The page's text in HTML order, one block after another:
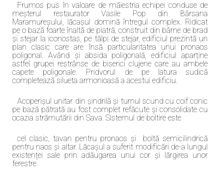
Frumos pus în valoare de măiestria echipei conduse de
meșterul restaurator Vasile Pop din Bârsana
Maramureșului, lăcașul domină întregul complex. Ridicat
pe o bază foarte înaltă de piatră, construit din bârne de brad
și stejar la iconostas, pe tălpi de stejar, edificiul prezintă un
plan clasic care are însă particularitatea unui pronaos
poligonal. Având și absida poligonală, edificiul aparține
astfel grupei restrânse de biserici clujene care au ambele
capete poligonale. Pridvorul de pe latura sudică
completează silueta armonioasă a acestui edificiu.
Acoperișul unitar din șindrilă și turnul scund cu coif conic
pe bază pătrată au fost complet refăcute și consolidate cu
ocazia strămutării din Sava. Sistemul de boltire este
cel clasic, tavan pentru pronaos și boltă semicilindrică
pentru naos și altar. Lăcașul a suferit modificări de-a lungul
existenței sale prin adăugarea unui cor și lărgirea unor
ferestre.